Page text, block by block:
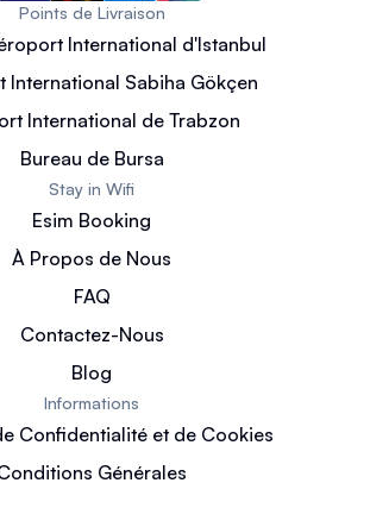
Points de Livraison
International d'Istanbul
International Sabiha Gökçen
International de Trabzon
Bureau de Bursa
Stay in Wifi
Esim Booking
À Propos de Nous
FAQ
Contactez-Nous
Blog
Informations
Confidentialité et de Cookies
Générales